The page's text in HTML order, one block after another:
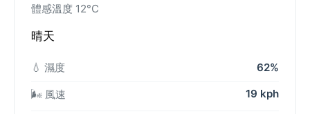
體感溫度 12°C
晴天
💧 濕度 62%
🌬️ 風速 19 kph